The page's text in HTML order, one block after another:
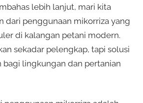
lebih lanjut, mari kita
dari penggunaan mikorriza yang
di kalangan petani modern.
sekadar pelengkap, tapi solusi
bagi lingkungan dan pertanian